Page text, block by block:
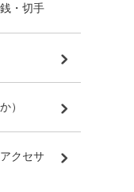
・切手
）
クセサ